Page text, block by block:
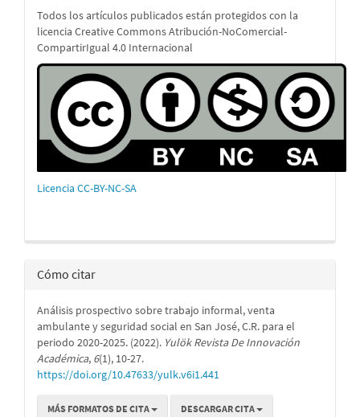
Todos los artículos publicados están protegidos con la
licencia Creative Commons Atribución-NoComercial-
CompartirIgual 4.0 Internacional
Licencia CC-BY-NC-SA
Cómo citar
Análisis prospectivo sobre trabajo informal, venta
ambulante y seguridad social en San José, C.R. para el
periodo 2020-2025. (2022). Yulök Revista De Innovación
Académica, 6(1), 10-27.
https://doi.org/10.47633/yulk.v6i1.441
MÁS FORMATOS DE CITA DESCARGAR CITA